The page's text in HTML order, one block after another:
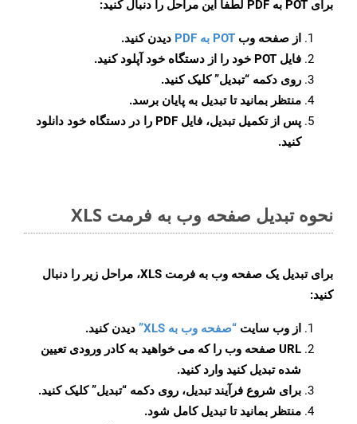
برای POT به PDF لطفاً این مراحل را دنبال کنید:
از صفحه وب POT به PDF
دیدن کنید.
فایل POT خود را از دستگاه خود آپلود کنید.
روی دکمه “تبدیل”کلیک کنید.
منتظر بمانید تا تبدیل به پایان برسد.
پس از تکمیل تبدیل، فایل PDF را در دستگاه خود دانلود
کنید.
نحوه تبدیل صفحه وب به فرمت XLS
برای تبدیل یک صفحه وب به فرمت XLS، مراحل زیر را دنبال
کنید:
از وب سایت “صفحه وب به XLS”
دیدن کنید.
URL صفحه وب را که می خواهید به کادر ورودی تعیین
شده تبدیل کنید وارد کنید.
برای شروع فرآیند تبدیل، روی دکمه “تبدیل” کلیک کنید.
منتظر بمانید تا تبدیل کامل شود.